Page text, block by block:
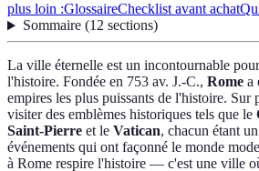
plus loin :GlossaireChecklist avant achat
Sommaire(12 sections)
La ville éternelle est un incontournable
l'histoire. Fondée en 753 av. J.-C., Rome a
empires les plus puissants de l'histoire. Sur
visiter des emblèmes historiques tels que le
Saint-Pierre et le Vatican, chacun étant
événements qui ont façonné le monde
à Rome respire l'histoire — c'est une ville